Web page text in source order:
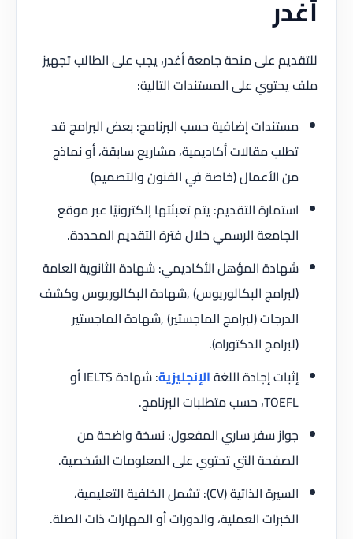
أغدر
للتقديم على منحة جامعة أغدر، يجب على الطالب تجهيز
ملف يحتوي على المستندات التالية:
مستندات إضافية حسب البرنامج: بعض البرامج قد
تطلب مقالات أكاديمية، مشاريع سابقة، أو نماذج
من الأعمال (خاصة في الفنون والتصميم)
استمارة التقديم: يتم تعبئتها إلكترونيًا عبر موقع
الجامعة الرسمي خلال فترة التقديم المحددة.
شهادة المؤهل الأكاديمي: شهادة الثانوية العامة
(لبرامج البكالوريوس) ,شهادة البكالوريوس وكشف
الدرجات (لبرامج الماجستير) ,شهادة الماجستير
(لبرامج الدكتوراه).
إثبات إجادة اللغةالإنجليزية
: شهادة IELTS أو
TOEFL، حسب متطلبات البرنامج.
جواز سفر ساري المفعول: نسخة واضحة من
الصفحة التي تحتوي على المعلومات الشخصية.
السيرة الذاتية (CV): تشمل الخلفية التعليمية،
الخبرات العملية، والدورات أو المهارات ذات الصلة.